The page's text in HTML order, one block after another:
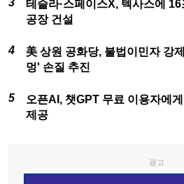
테슬라·스페이스X, 텍사스에
공장 건설
美 상원 공화당, 불법이민자 강
멍' 손질 추진
오픈AI, 챗GPT 무료 이용자에
제공